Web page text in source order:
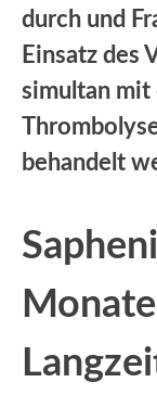
durch und
Einsatz des
simultan mit
behandelt
Monate